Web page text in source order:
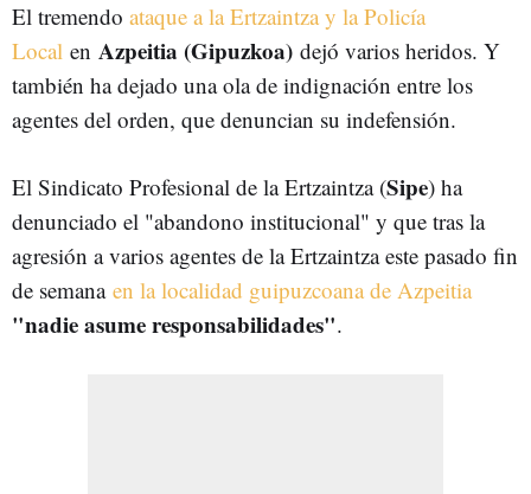
El tremendo ataque a la Ertzaintza y la Policía
Local en Azpeitia (Gipuzkoa) dejó varios heridos. Y
también ha dejado una ola de indignación entre los
agentes del orden, que denuncian su indefensión.
El Sindicato Profesional de la Ertzaintza (Sipe) ha
denunciado el "abandono institucional" y que tras la
agresión a varios agentes de la Ertzaintza este pasado fin
de semana en la localidad guipuzcoana de Azpeitia
"nadie asume responsabilidades".